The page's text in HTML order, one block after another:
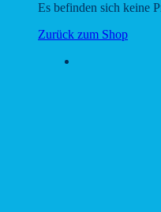
Es befinden sich keine
Zurück zum Shop